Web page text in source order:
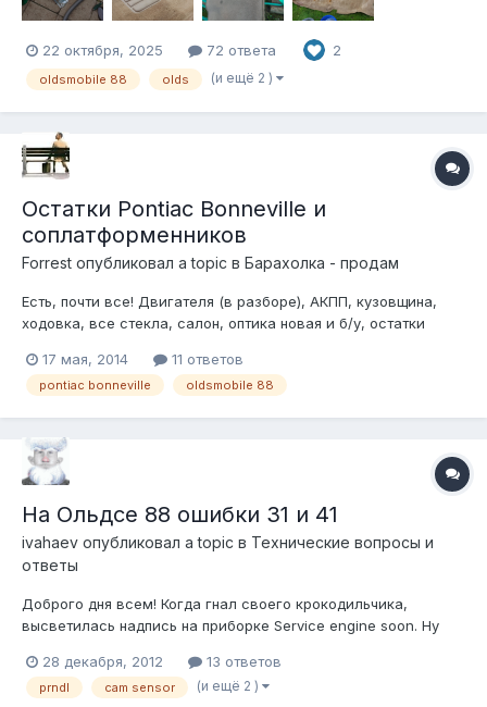
22 октября, 2025 72 ответа 2
oldsmobile 88 olds (и ещё 2 )
Остатки Pontiac Bonneville и
соплатформенников
Forrest опубликовал a topic в Барахолка - продам
Есть, почти все! Двигателя (в разборе), АКПП, кузовщина,
ходовка, все стекла, салон, оптика новая и б/у, остатки
капота, бамперов. Все остальное наличиствует! На фотках не
весь ассортимент! Всего, гораздо, больше! По всем
17 мая, 2014 11 ответов
pontiac bonneville oldsmobile 88
На Ольдсе 88 ошибки 31 и 41
ivahaev опубликовал a topic в Технические вопросы и
ответы
Доброго дня всем! Когда гнал своего крокодильчика,
высветилась надпись на приборке Service engine soon. Ну
самодиагностики. Высветились ошибки 31 и 41. Пройдя по
ссылочке http://www.troubleco...GM/91_38L.shtml читаю: 31:
28 декабря, 2012 13 ответов
prndl cam sensor (и ещё 2 )